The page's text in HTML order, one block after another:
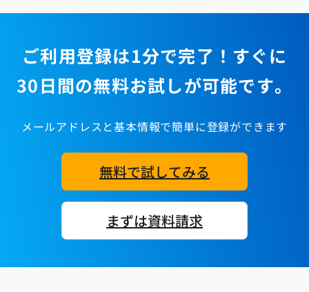
ご利用登録は1分で完了！すぐに
30日間の無料お試しが可能です。
メールアドレスと基本情報で簡単に登録ができます
無料で試してみる
まずは資料請求